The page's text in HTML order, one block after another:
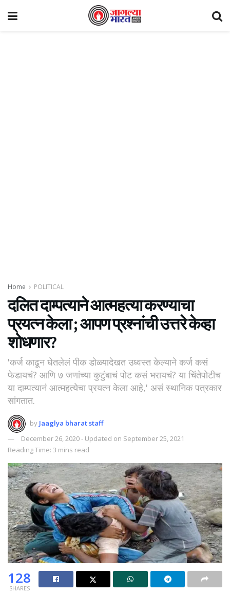
Home POLITICAL
दलित दाम्पत्याने आत्महत्या करण्याचा
प्रयत्न केला ; आपण प्रश्नांची उत्तरे केव्हा
शोधणार?
'कर्ज काढून घेतलेलं पीक डोळ्यादेखत उध्वस्त केल्याने कर्ज कसं
फेडायचं? आणि ७ जणांच्या कुटुंबाचं पोट कसं भरायचं? या चिंतेपोटीच
या दाम्पत्यानं आत्महत्येचा प्रयत्न केला आहे,' असं स्थानिक पत्रकार
सांगतात.
by Jaaglya bharat staff
December 26, 2020 - Updated on September 25, 2021
Reading Time: 3 mins read
128
SHARES